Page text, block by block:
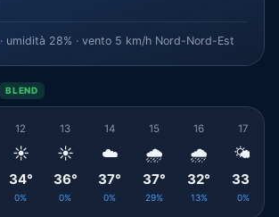
· umidità 28% · vento 5 km/h Nord-Nord-Est
BLEND
12
☀️
34°
0%
13
☀️
36°
0%
14
☁️
37°
0%
15
🌧️
37°
29%
16
🌧️
32°
13%
17
🌤️
33°
0%